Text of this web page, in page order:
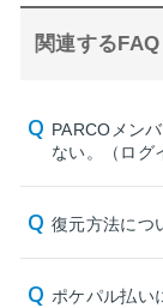
関連するFAQ
PARCOメン
ない。（ログ
復元方法につ
ポケパル払い